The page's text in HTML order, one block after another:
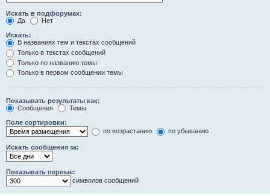
Искать в подфорумах:
Да
Нет
Искать:
В названиях тем и текстах сообщений
Только в текстах сообщений
Только по названию темы
Только в первом сообщении темы
Показывать результаты как:
Сообщения
Темы
Поле сортировки:
по возрастанию
по убыванию
Искать сообщения за:
Показывать первые:
символов сообщений